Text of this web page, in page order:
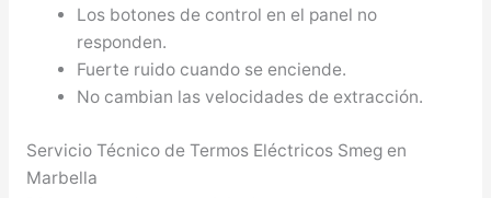
Los botones de control en el panel no
responden.
Fuerte ruido cuando se enciende.
No cambian las velocidades de extracción.
Servicio Técnico de Termos Eléctricos Smeg en
Marbella